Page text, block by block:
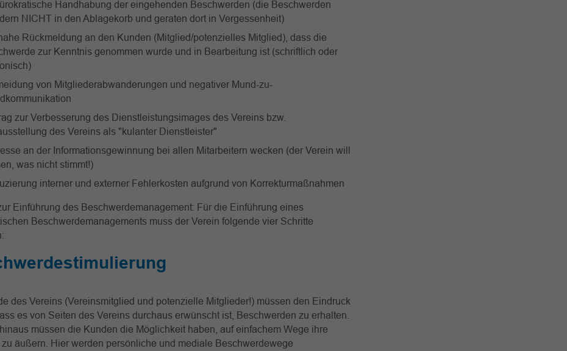
Handhabung der eingehenden Beschwerden (die Beschwerden
NICHT in den Ablagekorb und geraten dort in Vergessenheit)
Rückmeldung an den Kunden (Mitglied/potenzielles Mitglied), dass die
zur Kenntnis genommen wurde und in Bearbeitung ist (schriftlich oder
von Mitgliederabwanderungen und negativer Mund-zu-
zur Verbesserung des Dienstleistungsimages des Vereins bzw.
des Vereins als "kulanter Dienstleister"
an der Informationsgewinnung bei allen Mitarbeitern wecken (der Verein will
was nicht stimmt!)
interner und externer Fehlerkosten aufgrund von Korrekturmaßnahmen
Einführung des Beschwerdemanagement: Für die Einführung eines
Beschwerdemanagements muss der Verein folgende vier Schritte
des Vereins (Vereinsmitglied und potenzielle Mitglieder!) müssen den Eindruck
es von Seiten des Vereins durchaus erwünscht ist, Beschwerden zu erhalten.
müssen die Kunden die Möglichkeit haben, auf einfachem Wege ihre
äußern. Hier werden persönliche und mediale Beschwerdewege